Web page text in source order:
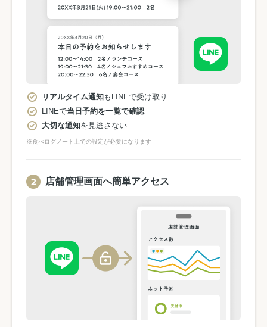
リアルタイム通知もLINEで受け取り
LINEで当日予約を一覧で確認
大切な通知を見逃さない
※食べログノート上での設定が必要になります
店舗管理画面へ簡単アクセス